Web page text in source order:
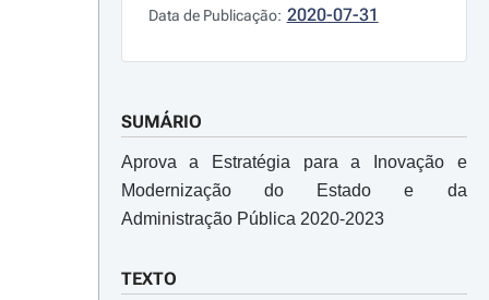
Data de Publicação: 2020-07-31
SUMÁRIO
Aprova a Estratégia para a Inovação e
Modernização do Estado e da
Administração Pública 2020-2023
TEXTO